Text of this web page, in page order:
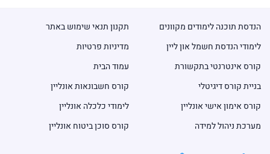
תקנון תנאי שימוש באתר
מדיניות פרטיות
עמוד הבית
הנדסת תוכנה לימודים מקוונים
לימודי הנדסת חשמל און ליין
קורס אינטרנטי בתקשורת
קורס חשבונאות אונליין
לימודי כלכלה אונליין
קורס סוכן ביטוח אונליין
בניית קורס דיגיטלי
קורס אימון אישי אונליין
מערכת ניהול למידה